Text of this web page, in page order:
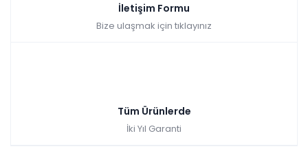
İletişim Formu
Bize ulaşmak için tıklayınız
Tüm Ürünlerde
İki Yıl Garanti